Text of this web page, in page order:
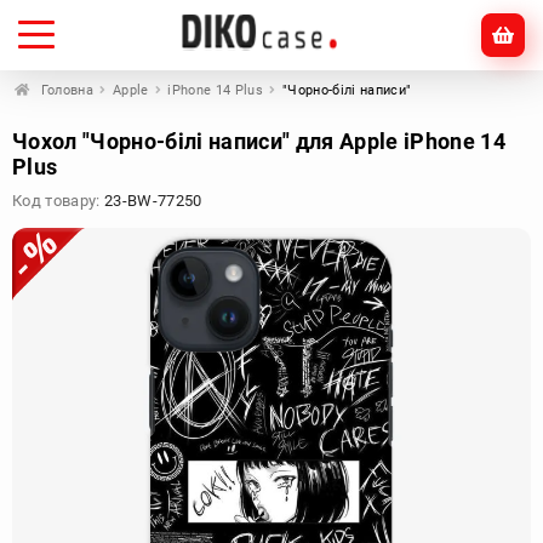
Головна Apple iPhone 14 Plus "Чорно-білі написи"
Чохол "Чорно-білі написи" для Apple iPhone 14
Plus
Код товару: 23-BW-77250